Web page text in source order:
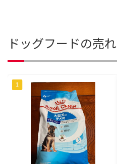
ドッグフードの売